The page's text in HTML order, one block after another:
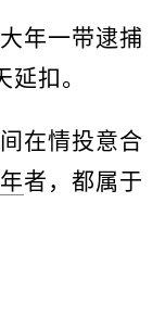
年一带逮捕
扣。
在情投意合
者，都属于